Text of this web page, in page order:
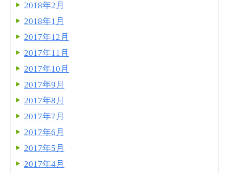
2018年2月
2018年1月
2017年12月
2017年11月
2017年10月
2017年9月
2017年8月
2017年7月
2017年6月
2017年5月
2017年4月